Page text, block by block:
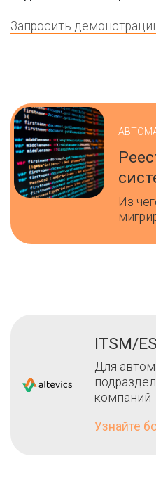
Запросить
Из
ITSM/
Для
компаний
Узнайте